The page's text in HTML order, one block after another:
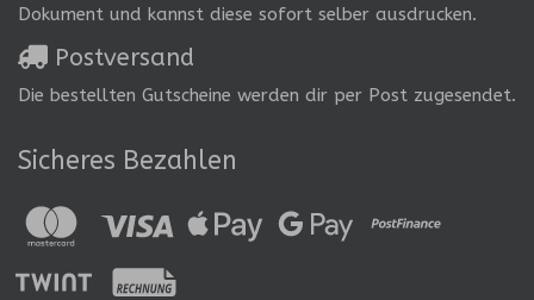
Dokument und kannst diese sofort selber ausdrucken.
Postversand
Die bestellten Gutscheine werden dir per Post zugesendet.
Sicheres Bezahlen